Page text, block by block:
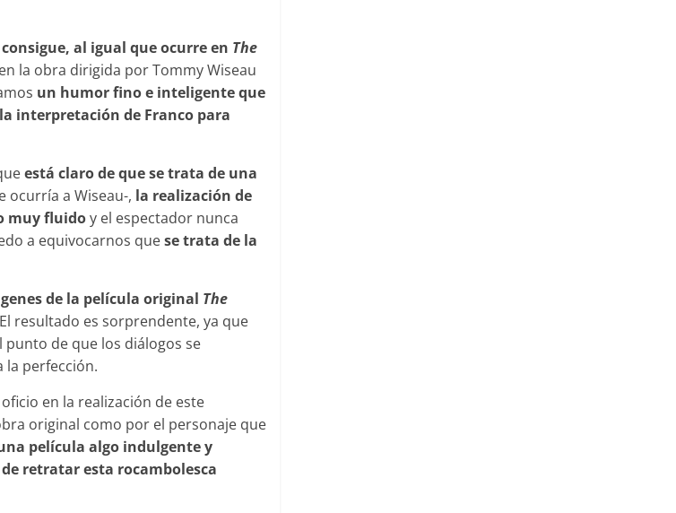
al igual que ocurre en The
la obra dirigida por Tommy Wiseau
un humor fino e inteligente que
interpretación de Franco para
está claro de que se trata de una
ocurría a Wiseau-, la realización de
muy fluidoy el espectador nunca
a equivocarnos quese trata de la
de la película original The
resultado es sorprendente, ya que
de que los diálogos se
la perfección.
en la realización de este
original como por el personaje que
película algo indulgente y
retratar esta rocambolesca